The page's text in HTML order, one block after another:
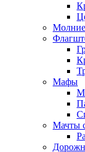
Мафы
Мачты